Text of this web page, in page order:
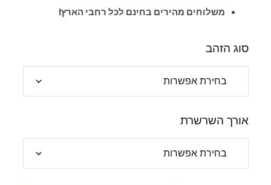
משלוחים מהירים בחינם לכל רחבי הארץ!
סוג הזהב
אורך השרשרת